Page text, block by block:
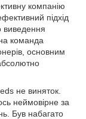
компанію
підхід
виведення
команда
основним
не виняток.
неймовірне за
Був набагато